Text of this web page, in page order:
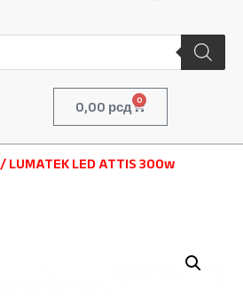
0,00 рсд 0
/ LUMATEK LED ATTIS 300w